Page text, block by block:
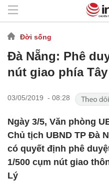
Đời sống
Đà Nẵng: Phê
nút giao phía
03/05/2019 - 08:28
Ngày 3/5, Văn phòng
Chủ tịch UBND TP Đà
có quyết định phê
1/500 cụm nút giao
Lý